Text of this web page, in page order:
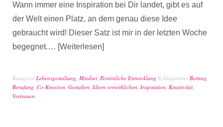
Wann immer eine Inspiration bei Dir landet, gibt es auf
der Welt einen Platz, an dem genau diese Idee
gebraucht wird! Dieser Satz ist mir in der letzten Woche
begegnet.… Weiterlesen
Kategorie Lebensgestaltung, Mindset, Persönliche Entwicklung SchlagwörterBeitrag,
Berufung, Co-Kreation, Gestalten, Ideen verwirklichen, Inspiration, Kreativität,
Vertrauen